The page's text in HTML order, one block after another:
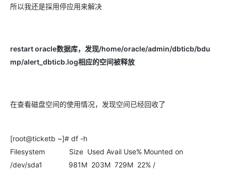
所以我还是採用停应用来解决
restart oracle数据库，发现/home/oracle/admin/dbticb/bdu
mp/alert_dbticb.log相应的空间被释放
在查看磁盘空间的使用情况，发现空间已经回收了
[root@ticketb ~]# df -h
Filesystem Size Used Avail Use% Mounted on
/dev/sda1 981M 203M 729M 22% /